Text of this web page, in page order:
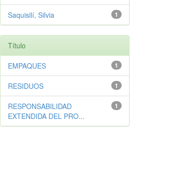
1
Saquisilí, Silvia
Título
1
EMPAQUES
1
RESIDUOS
1
RESPONSABILIDAD
EXTENDIDA DEL PRO...